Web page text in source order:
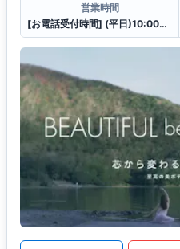
営業時間
[お電話受付時間] (平日)10:00〜23:00 (土・日)10:00〜21:00